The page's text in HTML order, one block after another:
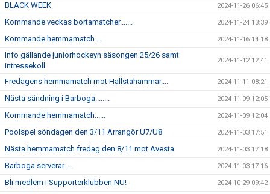
BLACK WEEK 2024-11-26 06:45
Kommande veckas bortamatcher....... 2024-11-24 13:39
Kommande hemmamatch.... 2024-11-16 14:18
Info gällande juniorhockeyn säsongen 25/26 samt
intressekoll
2024-11-12 12:41
Fredagens hemmamatch mot Hallstahammar.... 2024-11-11 08:21
Nästa sändning i Barboga........ 2024-11-09 12:05
Kommande hemmamatch...... 2024-11-09 12:04
Poolspel söndagen den 3/11 Arrangör U7/U8 2024-11-03 17:51
Nästa hemmamatch fredag den 8/11 mot Avesta 2024-11-03 17:18
Barboga serverar..... 2024-11-03 17:16
Bli medlem i Supporterklubben NU! 2024-10-29 09:42